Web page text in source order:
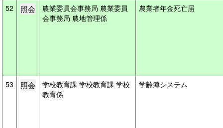
52
農業委員会事務局 農業委員
会事務局 農地管理係
農業者年金死亡届
53
学校教育課 学校教育課 学校
教育係
学齢簿システム